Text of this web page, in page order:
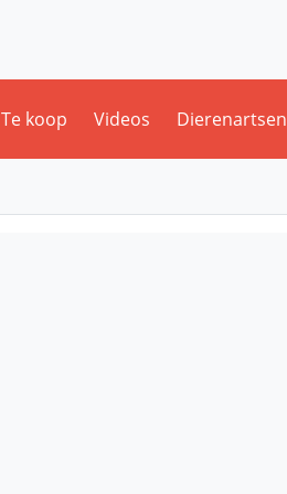
Te koop Videos Dierenartsen